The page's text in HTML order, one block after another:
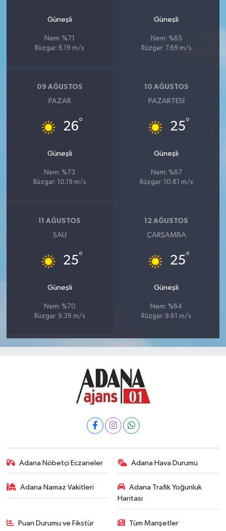
Güneşli
Nem: %71
Rüzgar: 6.19 m/s
Güneşli
Nem: %65
Rüzgar: 7.69 m/s
09 AĞUSTOS
PAZAR
26°
Güneşli
Nem: %73
Rüzgar: 10.19 m/s
10 AĞUSTOS
PAZARTESI
25°
Güneşli
Nem: %67
Rüzgar: 10.61 m/s
11 AĞUSTOS
SALI
25°
Güneşli
Nem: %70
Rüzgar: 9.39 m/s
12 AĞUSTOS
ÇARŞAMBA
25°
Güneşli
Nem: %64
Rüzgar: 9.61 m/s
Adana Nöbetçi Eczaneler Adana Hava Durumu
Adana Namaz Vakitleri
Adana Trafik Yoğunluk
Haritası
Puan Durumu ve Fikstür Tüm Manşetler